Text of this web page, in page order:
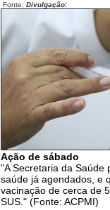
Fonte: Divulgação:
Ação de sábado
"A Secretaria da Saúde
saúde já agendados, e
vacinação de cerca de
SUS." (Fonte: ACPMI)